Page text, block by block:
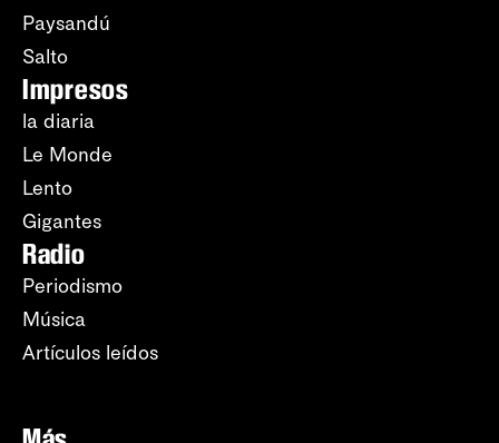
Paysandú
Salto
Impresos
la diaria
Le Monde
Lento
Gigantes
Radio
Periodismo
Música
Artículos leídos